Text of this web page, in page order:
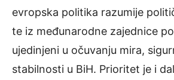
evropska politika razumije
te iz međunarodne zajednice
ujedinjeni u očuvanju mira,
stabilnosti u BiH. Prioritet je i